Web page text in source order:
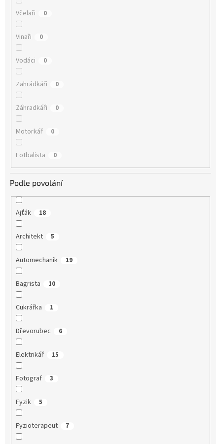
Včelaři 0
Vinaři 0
Vodáci 0
Zahrádkáři 0
Záhradkáři 0
Motorkář 0
Fotbalista 0
Podle povolání
Ajťák 18
Architekt 5
Automechanik 19
Bagrista 10
Cukrářka 1
Dřevorubec 6
Elektrikář 15
Fotograf 3
Fyzik 5
Fyzioterapeut 7